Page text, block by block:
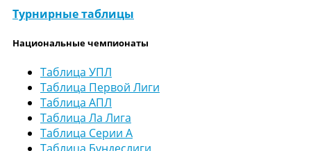
Турнирные таблицы
Национальные чемпионаты
Таблица УПЛ
Таблица Первой Лиги
Таблица АПЛ
Таблица Ла Лига
Таблица Серии А